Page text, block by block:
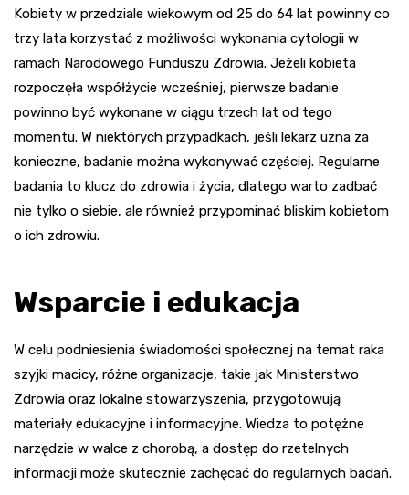
Kobiety w przedziale wiekowym od 25 do 64 lat powinny co
trzy lata korzystać z możliwości wykonania cytologii w
ramach Narodowego Funduszu Zdrowia. Jeżeli kobieta
rozpoczęła współżycie wcześniej, pierwsze badanie
powinno być wykonane w ciągu trzech lat od tego
momentu. W niektórych przypadkach, jeśli lekarz uzna za
konieczne, badanie można wykonywać częściej. Regularne
badania to klucz do zdrowia i życia, dlatego warto zadbać
nie tylko o siebie, ale również przypominać bliskim kobietom
o ich zdrowiu.
Wsparcie i edukacja
W celu podniesienia świadomości społecznej na temat raka
szyjki macicy, różne organizacje, takie jak Ministerstwo
Zdrowia oraz lokalne stowarzyszenia, przygotowują
materiały edukacyjne i informacyjne. Wiedza to potężne
narzędzie w walce z chorobą, a dostęp do rzetelnych
informacji może skutecznie zachęcać do regularnych badań.